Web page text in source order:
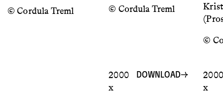
© Cordula Treml
© Cordula Treml
2000
x
DOWNLOAD
©
2000
x